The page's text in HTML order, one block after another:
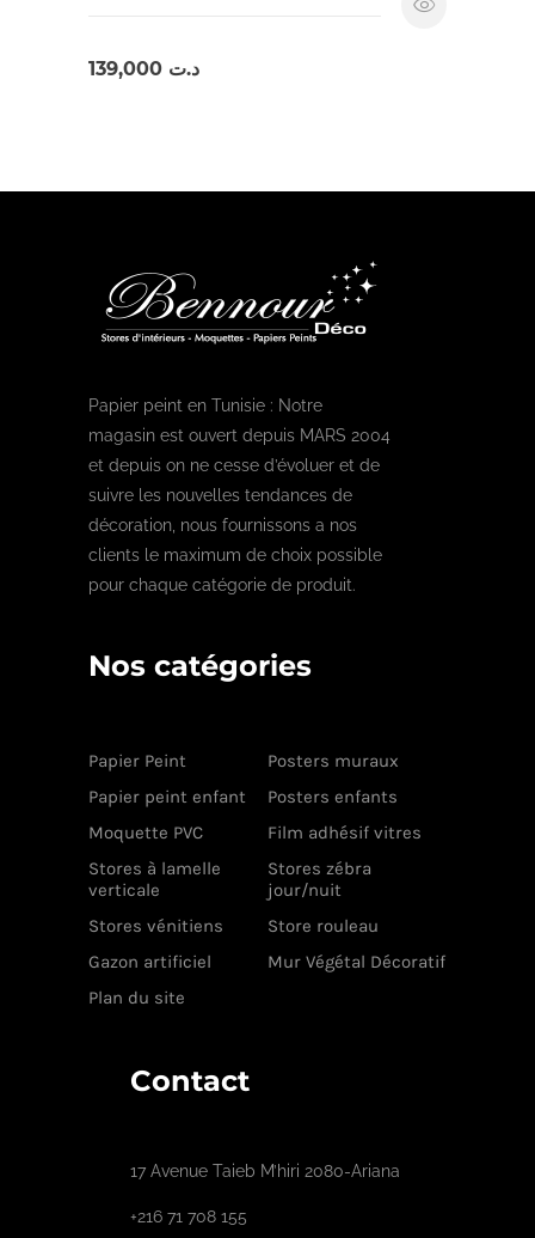
د.ت
Papier peint en Tunisie : Notre
magasin est ouvert depuis MARS 2004
et depuis on ne cesse d’évoluer et de
suivre les nouvelles tendances de
décoration, nous fournissons a nos
clients le maximum de choix possible
pour chaque catégorie de produit.
Nos catégories
Papier Peint
Posters muraux
Papier peint enfant
Posters enfants
Moquette PVC
Film adhésif vitres
Stores à lamelle
verticale
Stores zébra
jour/nuit
Stores vénitiens
Store rouleau
Gazon artificiel
Mur Végétal Décoratif
Plan du site
Contact
17 Avenue Taieb M’hiri 2080-Ariana
+216 71 708 155